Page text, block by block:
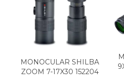
MONOCULAR SHILBA
ZOOM 7-17X30 152204